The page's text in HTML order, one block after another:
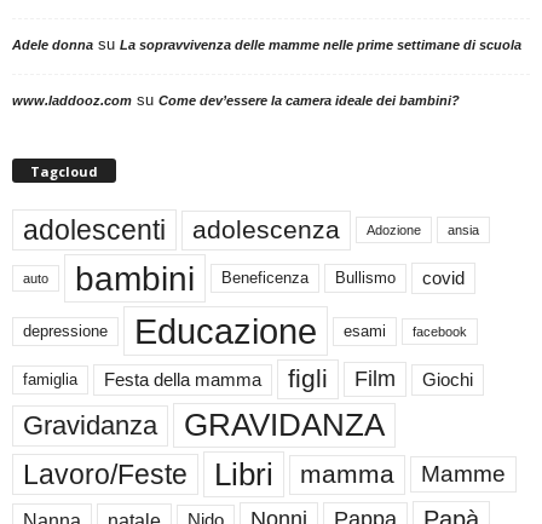
Adele donna su La sopravvivenza delle mamme nelle prime settimane di scuola
www.laddooz.com su Come dev’essere la camera ideale dei bambini?
Tagcloud
adolescenti adolescenza Adozione ansia
auto bambini Beneficenza Bullismo covid
depressione Educazione esami facebook
famiglia Festa della mamma figli Film Giochi
Gravidanza GRAVIDANZA
Lavoro/Feste Libri mamma Mamme
Nido